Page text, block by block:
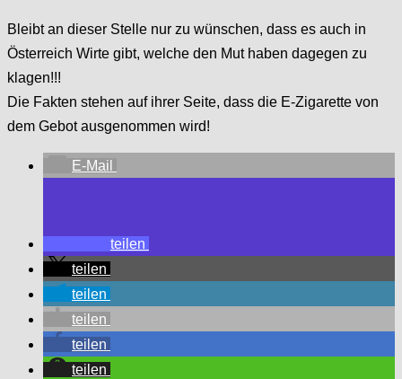
Bleibt an dieser Stelle nur zu wünschen, dass es auch in
Österreich Wirte gibt, welche den Mut haben dagegen zu
klagen!!!
Die Fakten stehen auf ihrer Seite, dass die E-Zigarette von
dem Gebot ausgenommen wird!
E-Mail
teilen
teilen
teilen
teilen
teilen
teilen